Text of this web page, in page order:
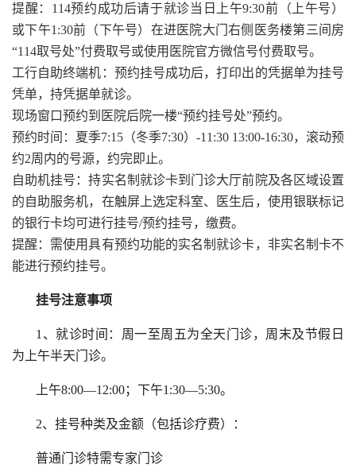
提醒：114预约成功后请于就诊当日上午9:30前（上午号）
或下午1:30前（下午号）在进医院大门右侧医务楼第三间房
“114取号处”付费取号或使用医院官方微信号付费取号。
工行自助终端机：预约挂号成功后，打印出的凭据单为挂号
凭单，持凭据单就诊。
现场窗口预约到医院后院一楼“预约挂号处”预约。
预约时间：夏季7:15（冬季7:30）-11:30 13:00-16:30，滚动预
约2周内的号源，约完即止。
自助机挂号：持实名制就诊卡到门诊大厅前院及各区域设置
的自助服务机，在触屏上选定科室、医生后，使用银联标记
的银行卡均可进行挂号/预约挂号，缴费。
提醒：需使用具有预约功能的实名制就诊卡，非实名制卡不
能进行预约挂号。
挂号注意事项
1、就诊时间：周一至周五为全天门诊，周末及节假日
为上午半天门诊。
上午8:00—12:00；下午1:30—5:30。
2、挂号种类及金额（包括诊疗费）：
普通门诊特需专家门诊